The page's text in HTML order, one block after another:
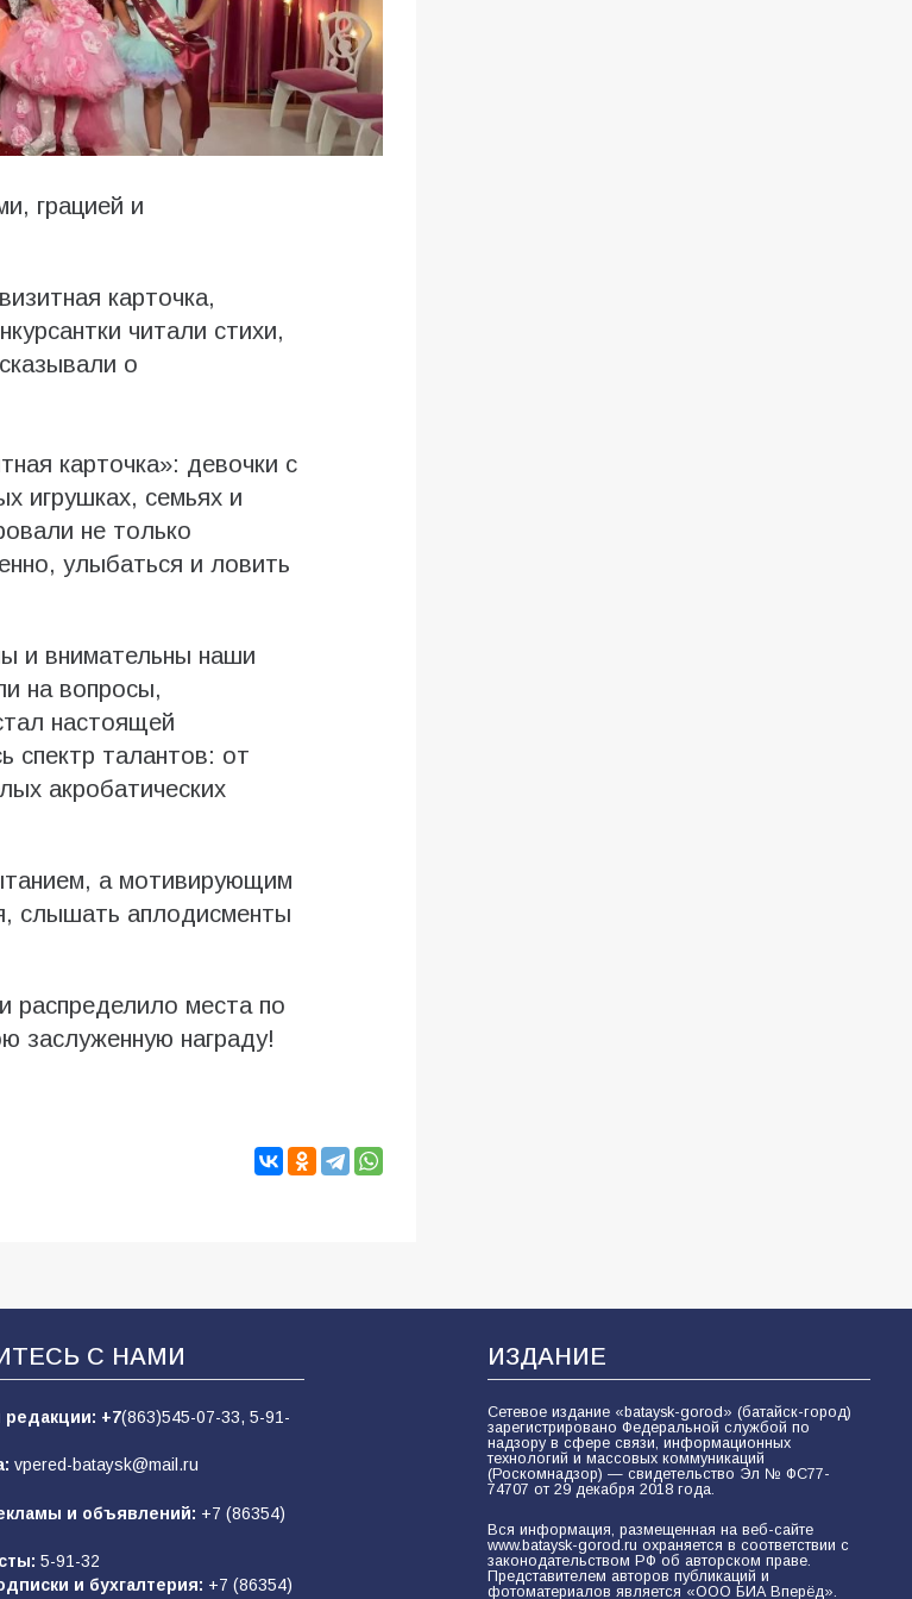
грацией и
карточка,
читали стихи,
о
карточка»: девочки с
игрушках, семьях и
не только
улыбаться и ловить
и внимательны наши
на вопросы,
настоящей
спектр талантов: от
акробатических
а мотивирующим
слышать аплодисменты
распределило места по
заслуженную награду!
С НАМИ
+7(863)545-07-33, 5-91-
vpered-bataysk@mail.ru
и объявлений: +7 (86354)
5-91-32
и бухгалтерия: +7 (86354)
ИЗДАНИЕ
Сетевое издание «bataysk-gorod» (батайск-город)
зарегистрировано Федеральной службой по
надзору в сфере связи, информационных
технологий и массовых коммуникаций
(Роскомнадзор) — свидетельство Эл № ФС77-
74707 от 29 декабря 2018 года.
Вся информация, размещенная на веб-сайте
www.bataysk-gorod.ru охраняется в соответствии с
законодательством РФ об авторском праве.
Представителем авторов публикаций и
фотоматериалов является «ООО БИА Вперёд».